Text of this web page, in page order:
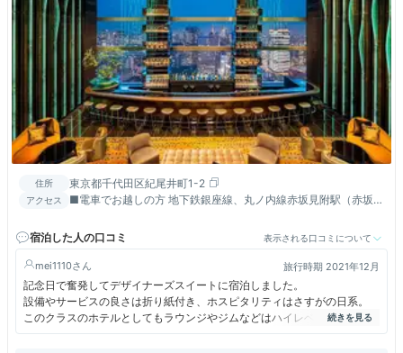
住所 東京都千代田区紀尾井町1-2
アクセス
■電車でお越しの方 地下鉄銀座線、丸ノ内線赤坂見附駅（赤坂地
口）直結。 半蔵門線永田町駅（7番目）から徒歩2分。 有楽町線
永田町駅（9-b口）から徒歩1分。麹町駅（麹町口）から徒歩5
分。 ■車でお越しの方 東京駅から10分。 羽田空港から首都高速
霞が関出口を経て30分。 成田空港から東関東自動車道、京葉道
路、首都高速霞が関出口を経て1時間40分。 ※東京ガーデンテラ
ス～成田および羽田空港間、リムジンバス運行
宿泊した人の口コミ 表示される口コミについて
mei1110 旅行時期 2021年12月
記念日で奮発してデザイナーズスイートに宿泊しました。
設備やサービスの良さは折り紙付き、ホスピタリティはさすがの日系。
このクラスのホテルとしてもラウンジやジムなどはハイレベルだと思いま
す。